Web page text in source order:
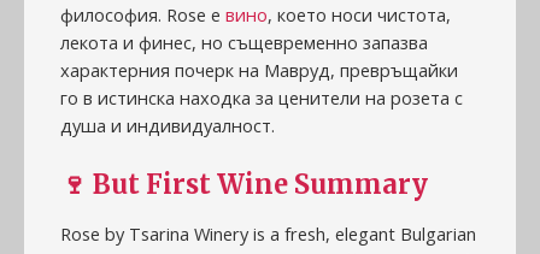
философия. Rose е вино, което носи чистота,
лекота и финес, но същевременно запазва
характерния почерк на Мавруд, превръщайки
го в истинска находка за ценители на розета с
душа и индивидуалност.
🍷 But First Wine Summary
Rose by Tsarina Winery is a fresh, elegant Bulgarian